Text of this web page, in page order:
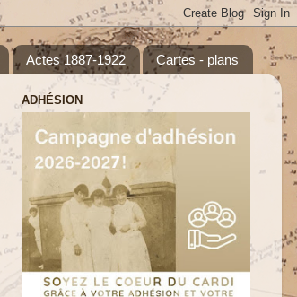
Actes 1887-1922 Cartes - plans
ADHÉSION